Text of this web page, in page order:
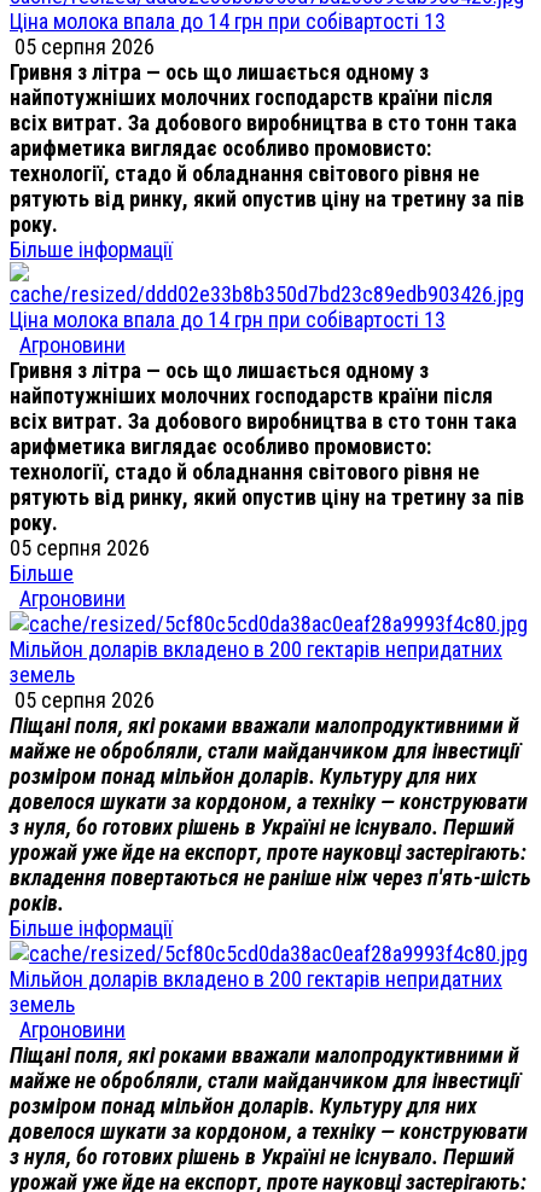
Ціна молока впала до 14 грн при собівартості 13
05 серпня 2026
Гривня з літра — ось що лишається одному з
найпотужніших молочних господарств країни після
всіх витрат. За добового виробництва в сто тонн така
арифметика виглядає особливо промовисто:
технології, стадо й обладнання світового рівня не
рятують від ринку, який опустив ціну на третину за пів
року.
Більше інформації
Ціна молока впала до 14 грн при собівартості 13
Агроновини
Гривня з літра — ось що лишається одному з
найпотужніших молочних господарств країни після
всіх витрат. За добового виробництва в сто тонн така
арифметика виглядає особливо промовисто:
технології, стадо й обладнання світового рівня не
рятують від ринку, який опустив ціну на третину за пів
року.
05 серпня 2026
Більше
Агроновини
Мільйон доларів вкладено в 200 гектарів непридатних
земель
05 серпня 2026
Піщані поля, які роками вважали малопродуктивними й
майже не обробляли, стали майданчиком для інвестиції
розміром понад мільйон доларів. Культуру для них
довелося шукати за кордоном, а техніку — конструювати
з нуля, бо готових рішень в Україні не існувало. Перший
урожай уже йде на експорт, проте науковці застерігають:
вкладення повертаються не раніше ніж через п'ять-шість
років.
Більше інформації
Мільйон доларів вкладено в 200 гектарів непридатних
земель
Агроновини
Піщані поля, які роками вважали малопродуктивними й
майже не обробляли, стали майданчиком для інвестиції
розміром понад мільйон доларів. Культуру для них
довелося шукати за кордоном, а техніку — конструювати
з нуля, бо готових рішень в Україні не існувало. Перший
урожай уже йде на експорт, проте науковці застерігають: